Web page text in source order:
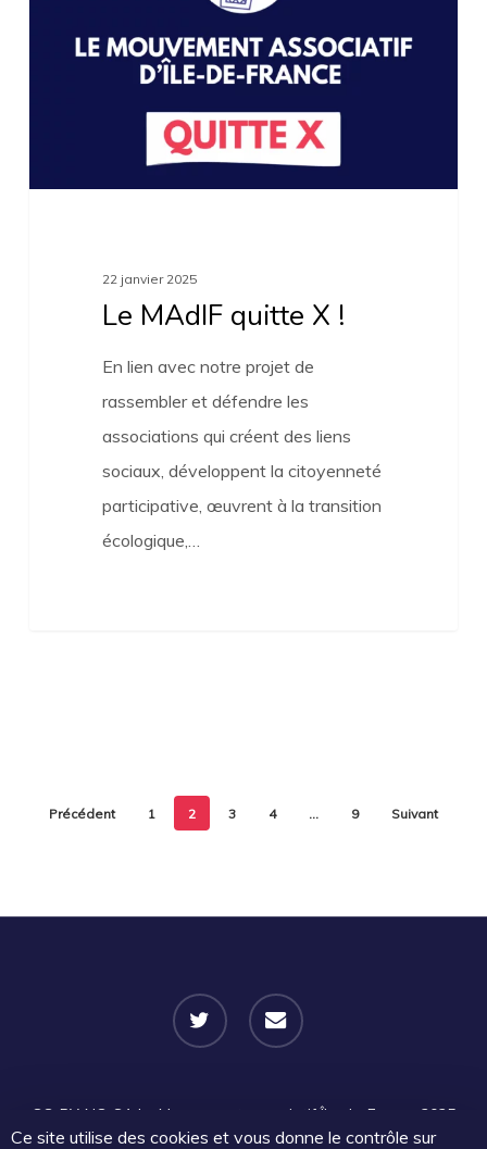
22 janvier 2025
Le MAdIF quitte X !
En lien avec notre projet de
rassembler et défendre les
associations qui créent des liens
sociaux, développent la citoyenneté
participative, œuvrent à la transition
écologique,…
Précédent 1 2 3 4 … 9 Suivant
twitter email
CC-BY-NC-SA Le Mouvement associatif Île-de-France 2025
| Certains droits réservés | Mentions légales|Politique de
Ce site utilise des cookies et vous donne le contrôle sur